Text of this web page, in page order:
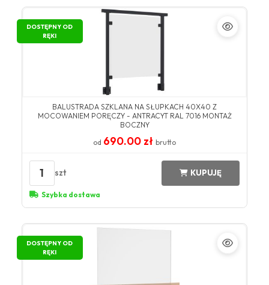
DOSTĘPNY OD
RĘKI
BALUSTRADA SZKLANA NA SŁUPKACH 40X40 Z
MOCOWANIEM PORĘCZY - ANTRACYT RAL 7016 MONTAŻ
BOCZNY
od 690.00 zł brutto
1 szt KUPUJĘ
Szybka dostawa
DOSTĘPNY OD
RĘKI